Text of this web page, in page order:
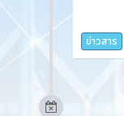
ข่าวสาร